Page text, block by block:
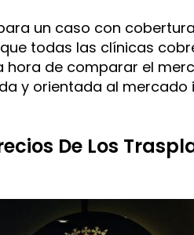
un caso con
que todas las clínicas
hora de comparar el
y orientada al mercado
De Los